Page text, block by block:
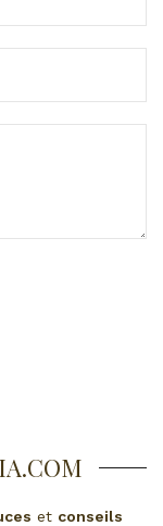
et conseils